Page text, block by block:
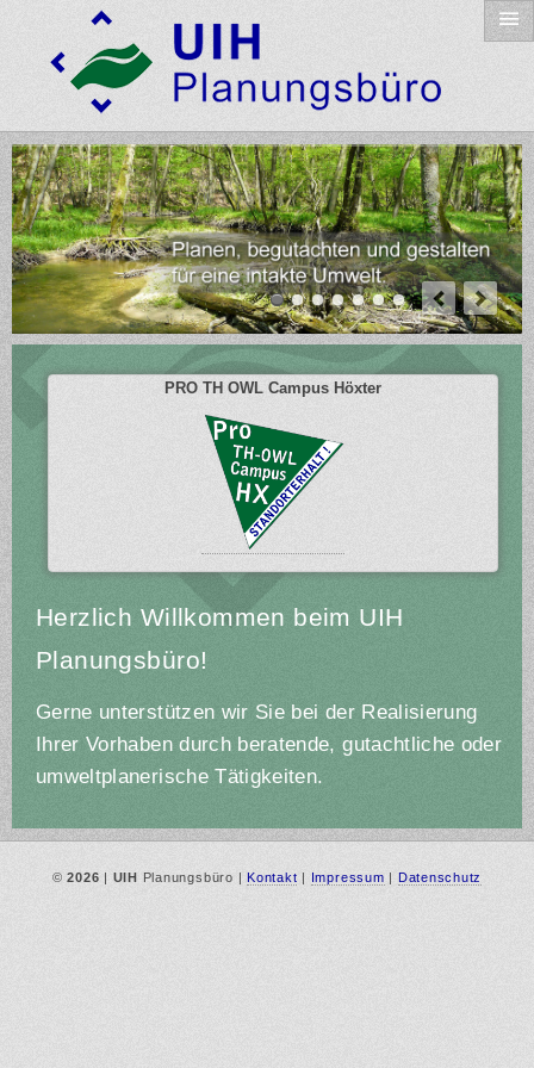
PRO TH OWL Campus Höxter
Herzlich Willkommen beim UIH
Planungsbüro!
Gerne unterstützen wir Sie bei der Realisierung
Ihrer Vorhaben durch beratende, gutachtliche oder
umweltplanerische Tätigkeiten.
©2026 | UIH Planungsbüro | Kontakt | Impressum | Datenschutz